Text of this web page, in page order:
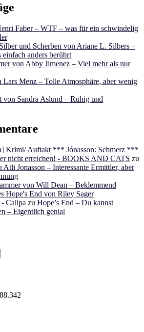
Faber – WTF – was für ein schwindelig
und Scherben von Ariane L. Silbers –
anders berührt
von Abby Jimenez – Viel mehr als nur
Lars Menz – Tolle Atmosphäre, aber wenig
von Sandra Aslund – Ruhig und
Krimi/ Auftakt *** Jónasson: Schmerz ***
nicht erreichen! - BOOKS AND CATS zu
Atli Jonasson – Interessante Ermittler, aber
von Will Dean – Beklemmend
Hope's End von Riley Sager
Calipa zu Hope’s End – Du kannst
– Eigentlich genial